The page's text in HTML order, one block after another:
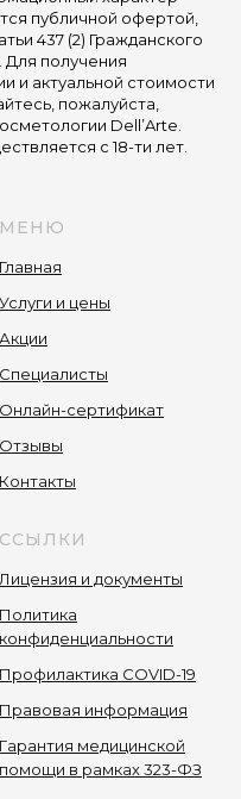
публичной офертой,
437 (2) Гражданского
получения
и актуальной стоимости
пожалуйста,
Dell’Arte.
с 18-ти лет.
МЕНЮ
Главная
Услуги и цены
Акции
Специалисты
Онлайн-сертификат
Отзывы
Контакты
ССЫЛКИ
Лицензия и документы
Политика
конфиденциальности
Профилактика COVID-19
Правовая информация
Гарантия медицинской
помощи в рамках 323-ФЗ